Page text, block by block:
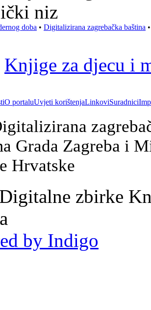
niz
doba • Digitalizirana zagrebačka baština
Knjige za djecu i
O portaluUvjeti korištenjaLinkoviSuradnici
Grada Zagreba i
Hrvatske
zbirke
by Indigo